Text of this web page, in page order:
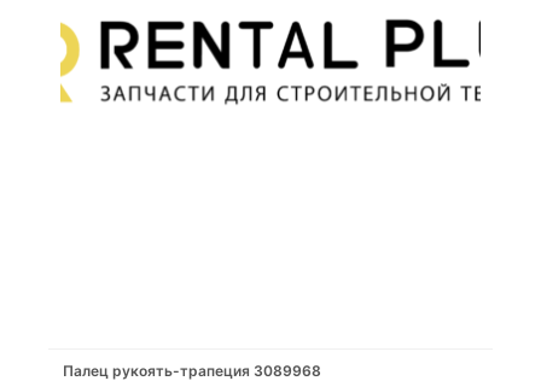
Палец рукоять-трапеция 3089968